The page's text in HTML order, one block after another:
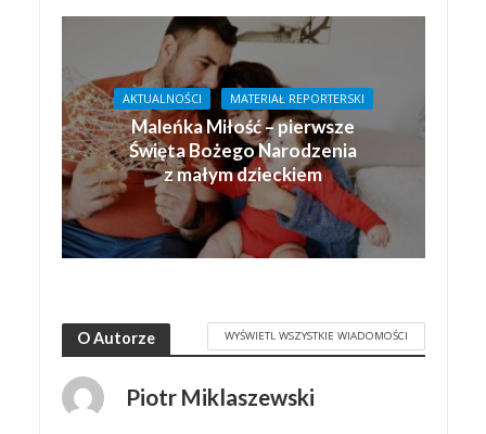
AKTUALNOŚCI MATERIAŁ REPORTERSKI
Maleńka Miłość – pierwsze
Święta Bożego Narodzenia
z małym dzieckiem
O Autorze WYŚWIETL WSZYSTKIE WIADOMOŚCI
Piotr Miklaszewski